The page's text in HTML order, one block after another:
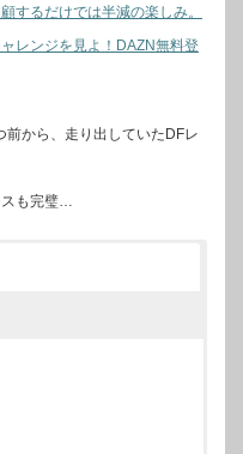
するだけでは半減の楽しみ。
レンジを見よ！DAZN無料登
前から、走り出していたDFレ
スも完璧…